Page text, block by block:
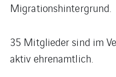
Migrationshintergrund.
35 Mitglieder sind im
aktiv ehrenamtlich.